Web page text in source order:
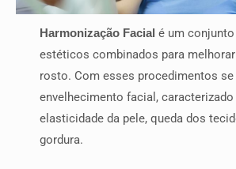
Harmonização Facial é um
estéticos combinados para
rosto. Com esses procedimentos
envelhecimento facial, caracterizado
elasticidade da pele, queda dos
gordura.